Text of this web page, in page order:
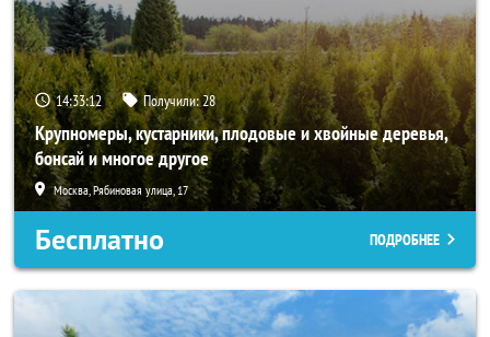
14:33:10 Получили:28
Крупномеры, кустарники, плодовые и хвойные деревья,
бонсай и многое другое
Москва, Рябиновая улица, 17
Бесплатно ПОДРОБНЕЕ